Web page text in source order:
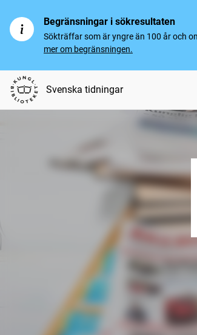
Begränsningar i sökresultaten
Sökträffar som är yngre än 100 år och
mer om begränsningen.
Svenska tidningar